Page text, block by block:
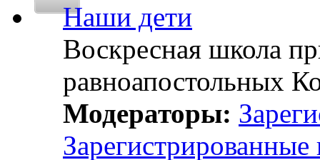
Наши дети
Воскресная школа
равноапостольных
Модераторы:
Зарегистрированные